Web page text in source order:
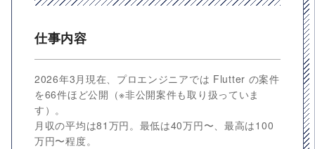
仕事内容
2026年3月現在、プロエンジニアでは Flutter の案件
を66件ほど公開（※非公開案件も取り扱っていま
す）。
月収の平均は81万円。最低は40万円〜、最高は100
万円〜程度。